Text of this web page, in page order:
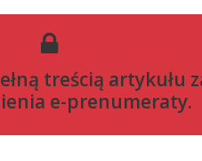
treścią artykułu
e-prenumeraty.